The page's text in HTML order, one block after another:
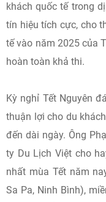
khách quốc tế trong
tín hiệu tích cực, cho
tế vào năm 2025 của
hoàn toàn khả thi.
Kỳ nghỉ Tết Nguyên
thuận lợi cho du
đến dài ngày. Ông
ty Du Lịch Việt cho
nhất mùa Tết năm
Sa Pa, Ninh Bình),